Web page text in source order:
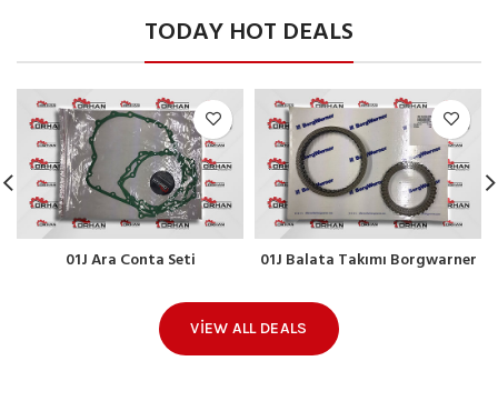
TODAY HOT DEALS
01J Ara Conta Seti 01J Balata Takımı Borgwarner
VIEW ALL DEALS